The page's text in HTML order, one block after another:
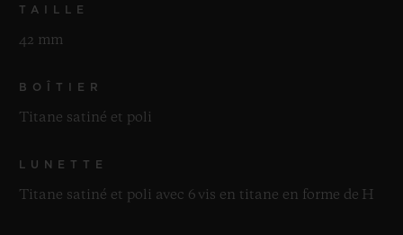
TAILLE
42 mm
BOÎTIER
Titane satiné et poli
LUNETTE
Titane satiné et poli avec 6 vis en titane en forme de H